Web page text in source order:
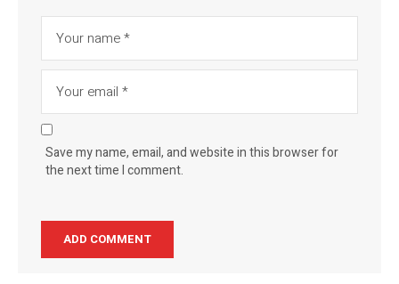
Save my name, email, and website in this browser for
the next time I comment.